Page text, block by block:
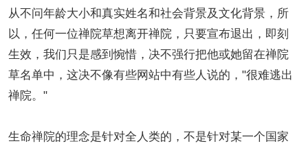
从不问年龄大小和真实姓名和社会背景及文化背景，所
以，任何一位禅院草想离开禅院，只要宣布退出，即刻
生效，我们只是感到惋惜，决不强行把他或她留在禅院
草名单中，这决不像有些网站中有些人说的，"很难逃出
禅院。"
生命禅院的理念是针对全人类的，不是针对某一个国家